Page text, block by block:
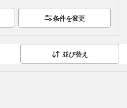
条件を変更
並び替え